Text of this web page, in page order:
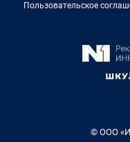
Пользовательское
© ООО